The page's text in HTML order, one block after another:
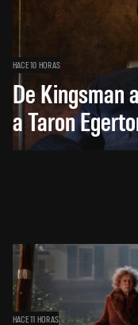
HACE 10 HORAS
De Kingsman
a Taron
HACE 11 HORAS